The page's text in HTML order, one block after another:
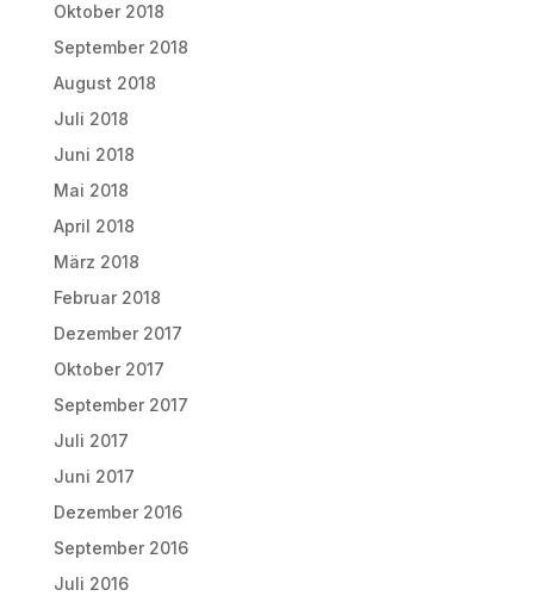
Oktober 2018
September 2018
August 2018
Juli 2018
Juni 2018
Mai 2018
April 2018
März 2018
Februar 2018
Dezember 2017
Oktober 2017
September 2017
Juli 2017
Juni 2017
Dezember 2016
September 2016
Juli 2016